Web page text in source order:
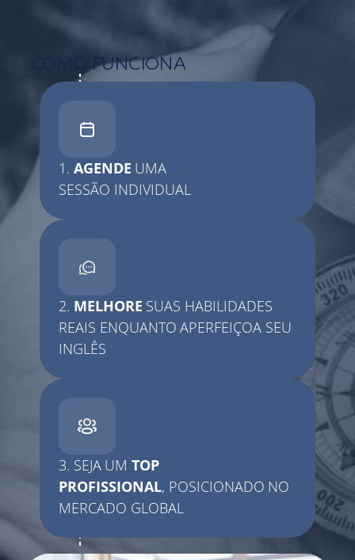
COMO FUNCIONA
1. AGENDE UMA
SESSÃO INDIVIDUAL
2. MELHORE SUAS HABILIDADES
REAIS ENQUANTO APERFEIÇOA SEU
INGLÊS
3. SEJA UM TOP
PROFISSIONAL, POSICIONADO NO
MERCADO GLOBAL